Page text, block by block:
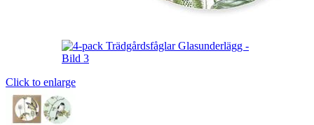
Click to enlarge